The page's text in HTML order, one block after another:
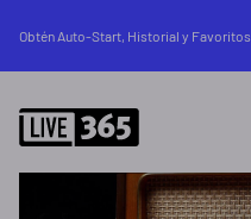
Obtén Auto-Start, Historial y Favoritos